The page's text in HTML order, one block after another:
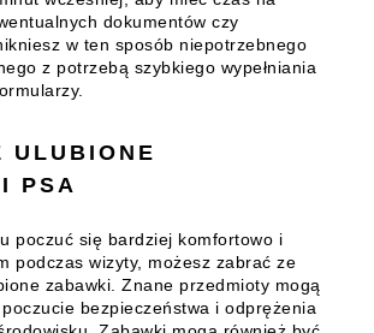
dokumentów czy
w ten sposób niepotrzebnego
z potrzebą szybkiego wypełniania
ULUBIONE
PSA
poczuć się bardziej komfortowo i
podczas wizyty, możesz zabrać ze
zabawki. Znane przedmioty mogą
bezpieczeństwa i odprężenia